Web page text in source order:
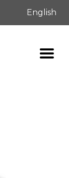
English